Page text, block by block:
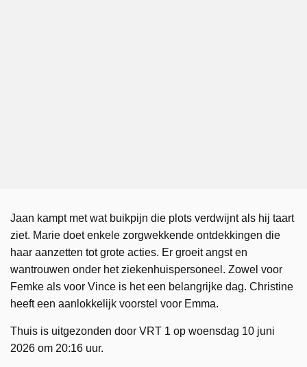
Jaan kampt met wat buikpijn die plots verdwijnt als hij taart
ziet. Marie doet enkele zorgwekkende ontdekkingen die
haar aanzetten tot grote acties. Er groeit angst en
wantrouwen onder het ziekenhuispersoneel. Zowel voor
Femke als voor Vince is het een belangrijke dag. Christine
heeft een aanlokkelijk voorstel voor Emma.
Thuis is uitgezonden door VRT 1 op woensdag 10 juni
2026 om 20:16 uur.